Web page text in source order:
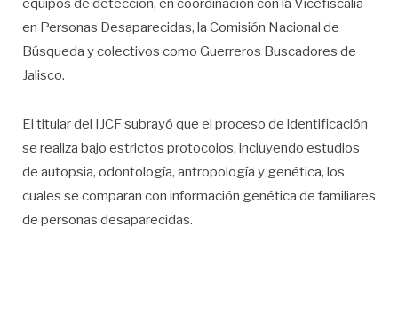
equipos de detección, en coordinación con la Vicefiscalía
en Personas Desaparecidas, la Comisión Nacional de
Búsqueda y colectivos como Guerreros Buscadores de
Jalisco.
El titular del IJCF subrayó que el proceso de identificación
se realiza bajo estrictos protocolos, incluyendo estudios
de autopsia, odontología, antropología y genética, los
cuales se comparan con información genética de familiares
de personas desaparecidas.